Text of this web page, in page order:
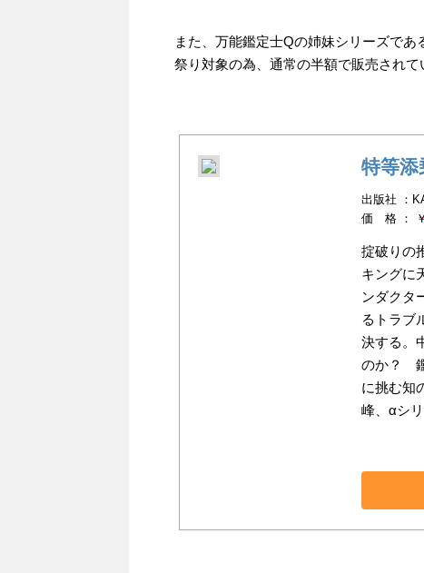
また、万能鑑定士Qの姉妹シリーズで
祭り対象の為、通常の半額で販売されて
特等添
出版社 ：
価 格 ： ￥
掟破りの
キングに
ンダクタ
るトラブ
決する。
のか？
に挑む知
峰、αシ